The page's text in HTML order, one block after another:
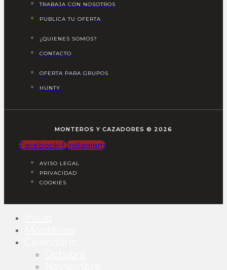
TRABAJA CON NOSOTROS
PUBLICA TU OFERTA
¿QUIENES SOMOS?
CONTACTO
OFERTA PARA GRUPOS
HUNTY
MONTEROS Y CAZADORES © 2026
Facebook-f Instagram
AVISO LEGAL
PRIVACIDAD
COOKIES